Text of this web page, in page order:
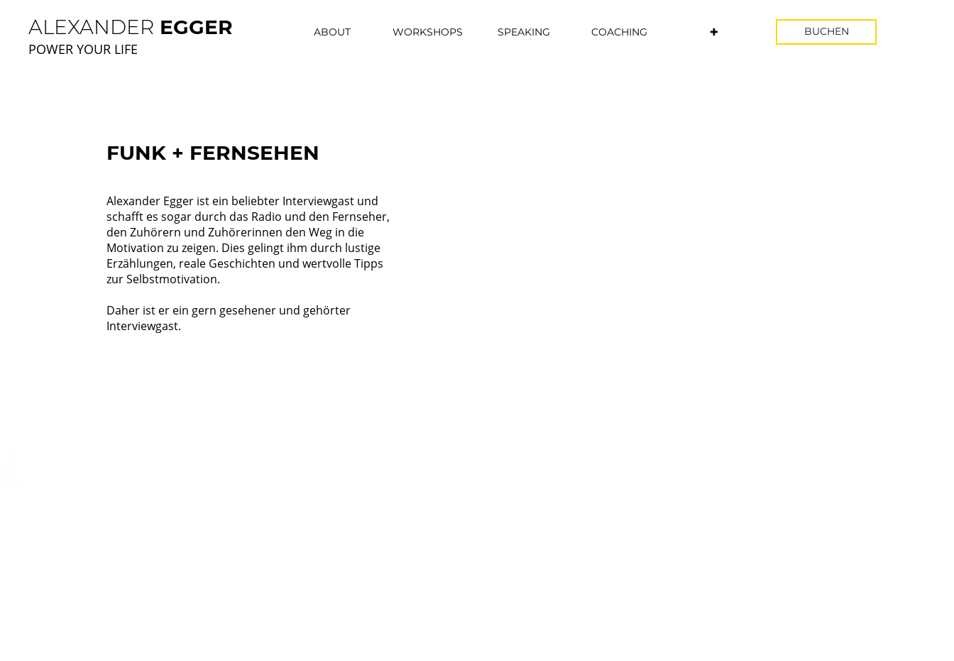
ABOUT WORKSHOPS SPEAKING COACHING ✚ BUCHEN
POWER YOUR LIFE
ALEXANDER EGGER
FUNK + FERNSEHEN
Alexander Egger ist ein beliebter Interviewgast und
schafft es sogar durch das Radio und den Fernseher,
den Zuhörern und Zuhörerinnen den Weg in die
Motivation zu zeigen. Dies gelingt ihm durch lustige
Erzählungen, reale Geschichten und wertvolle Tipps
zur Selbstmotivation.
Daher ist er ein gern gesehener und gehörter
Interviewgast.